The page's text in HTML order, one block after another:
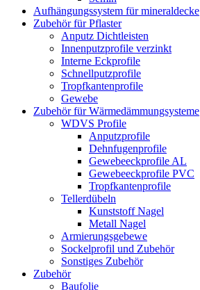
Aufhängungssystem für mineraldecke
Zubehör für Pflaster
Anputz Dichtleisten
Innenputzprofile verzinkt
Interne Eckprofile
Schnellputzprofile
Tropfkantenprofile
Gewebe
Zubehör für Wärmedämmungsysteme
WDVS Profile
Anputzprofile
Dehnfugenprofile
Gewebeeckprofile AL
Gewebeeckprofile PVC
Tropfkantenprofile
Tellerdübeln
Kunststoff Nagel
Metall Nagel
Armierungsgebewe
Sockelprofil und Zubehör
Sonstiges Zubehör
Zubehör
Baufolie